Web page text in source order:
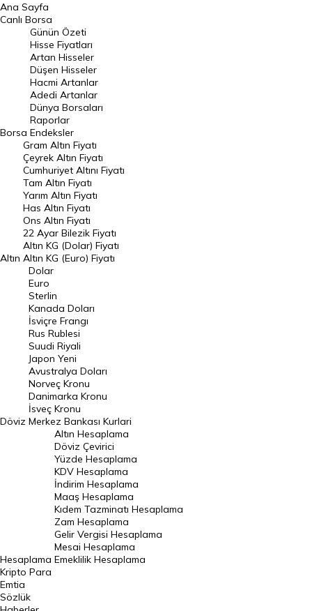
BIST 100 Hisseleri
En Çok Artan Hisseler
En Çok Düşen Hisseler
Hacmi Artanlar
Geçmiş Kapanışlar
Dünya Borsaları
Raporlar
Endeksler
DÖVİZ
Döviz Kuru
Dolar Kuru
Euro Kuru
Pound Kuru
Frank Kuru
Riyal Kuru
Avustralya Doları
Danimarka Kronu Kuru
Kanada Doları Kuru
Norveç Kronu Kuru
İsveç Kronu Kuru
Japon Yeni Kuru
Serbest Piyasa Döviz Kurları
Merkez Bankası Döviz Kurları
Altın Fiyatları
Gram Altın Fiyatı
Çeyrek Altın Fiyatı
Ana Sayfa
Canlı Borsa
Borsa
Günün Özeti
Hisse Fiyatları
Artan Hisseler
Düşen Hisseler
Hacmi Artanlar
Adedi Artanlar
Dünya Borsaları
Raporlar
Endeksler
Altın
Gram Altın Fiyatı
Çeyrek Altın Fiyatı
Cumhuriyet Altını Fiyatı
Tam Altın Fiyatı
Yarım Altın Fiyatı
Has Altın Fiyatı
Ons Altın Fiyatı
22 Ayar Bilezik Fiyatı
Altın KG (Dolar) Fiyatı
Altın KG (Euro) Fiyatı
Döviz
Dolar
Euro
Sterlin
Kanada Doları
İsviçre Frangı
Rus Rublesi
Suudi Riyali
Japon Yeni
Avustralya Doları
Norveç Kronu
Danimarka Kronu
İsveç Kronu
Merkez Bankası Kurlari
Hesaplama
Altın Hesaplama
Döviz Çevirici
Yüzde Hesaplama
KDV Hesaplama
İndirim Hesaplama
Maaş Hesaplama
Kıdem Tazminatı Hesaplama
Zam Hesaplama
Gelir Vergisi Hesaplama
Mesai Hesaplama
Emeklilik Hesaplama
Kripto Para
Emtia
Sözlük